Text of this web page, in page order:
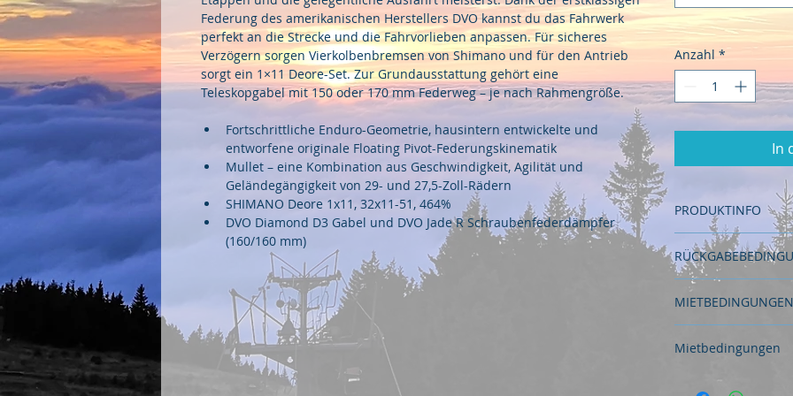
Federung des amerikanischen Herstellers DVO kannst du das Fahrwerk
perfekt an die Strecke und die Fahrvorlieben anpassen. Für sicheres
Verzögern sorgen Vierkolbenbremsen von Shimano und für den Antrieb
sorgt ein 1×11 Deore-Set. Zur Grundausstattung gehört eine
Teleskopgabel mit 150 oder 170 mm Federweg – je nach Rahmengröße.
Fortschrittliche Enduro-Geometrie, hausintern entwickelte und
entworfene originale Floating Pivot-Federungskinematik
Mullet – eine Kombination aus Geschwindigkeit, Agilität und
Geländegängigkeit von 29- und 27,5-Zoll-Rädern
SHIMANO Deore 1x11, 32x11-51, 464%
DVO Diamond D3 Gabel und DVO Jade R Schraubenfederdämpfer
(160/160 mm)
Anzahl *
In
PRODUKTINFO
RAHMENSET
RAHMEN
Achse 15x110 mm /
Eine vorzeitige
möglich, berechtigt
Mietminderung.
Verbindung zu
Stornierungen vor
MIETBEDINGUNGEN
Umgang des
Personalausweis,
Mietbedingungen